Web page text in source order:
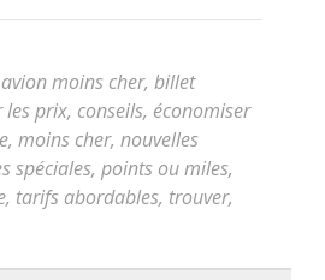
moins cher, billet
les prix, conseils, économiser
, moins cher, nouvelles
spéciales, points ou miles,
, tarifs abordables, trouver,